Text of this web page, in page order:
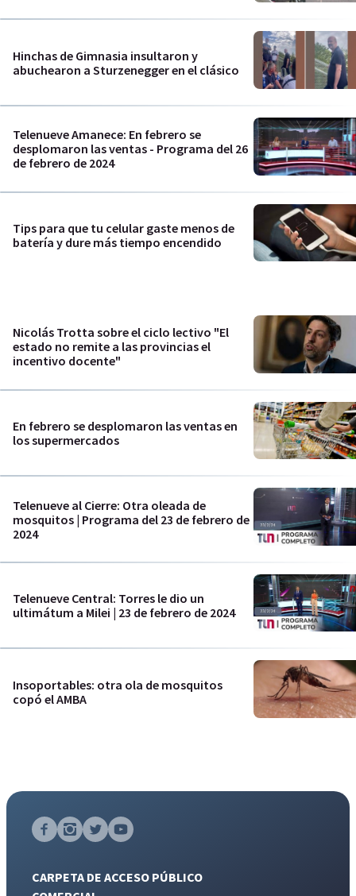
Hinchas de Gimnasia insultaron y
abuchearon a Sturzenegger en el clásico
Telenueve Amanece: En febrero se
desplomaron las ventas - Programa del 26
de febrero de 2024
Tips para que tu celular gaste menos de
batería y dure más tiempo encendido
Nicolás Trotta sobre el ciclo lectivo "El
estado no remite a las provincias el
incentivo docente"
En febrero se desplomaron las ventas en
los supermercados
Telenueve al Cierre: Otra oleada de
mosquitos | Programa del 23 de febrero de
2024
Telenueve Central: Torres le dio un
ultimátum a Milei | 23 de febrero de 2024
Insoportables: otra ola de mosquitos
copó el AMBA
CARPETA DE ACCESO PÚBLICO